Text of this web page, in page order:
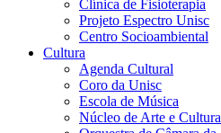
Clínica de Fisioterapia
Projeto Espectro Unisc
Centro Socioambiental
Cultura
Agenda Cultural
Coro da Unisc
Escola de Música
Núcleo de Arte e Cultura